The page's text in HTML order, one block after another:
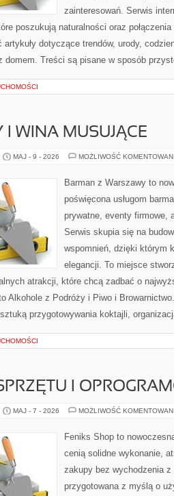
zainteresowań. Serwis
poszukują naturalności oraz
dotyczące trendów, urody,
domem. Treści są pisane w sposób
I WINA MUSUJĄCE
MAJ - 9 - 2026 MOŻLIWOŚĆ
Barman z Warszawy to
poświęcona usługom
prywatne, eventy firmowe,
Serwis skupia się na
wspomnień, dzięki którym
elegancji. To miejsce
atrakcji, które chcą zadbać o
Alkohole z Podróży i Piwo i
przygotowywania koktajli,
I
MAJ - 7 - 2026 MOŻLIWOŚĆ
Feniks Shop to
cenią solidne wykonanie,
zakupy bez wychodzenia z
przygotowana z myślą o